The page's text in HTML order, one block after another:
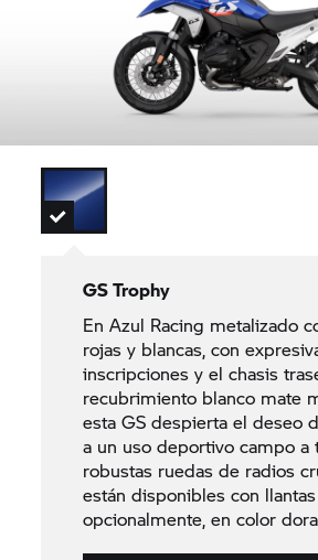
GS Trophy
En Azul Racing metalizado
rojas y blancas, con
inscripciones y el chasis
recubrimiento blanco mate
esta GS despierta el deseo
a un uso deportivo campo a
robustas ruedas de radios
están disponibles con
opcionalmente, en color